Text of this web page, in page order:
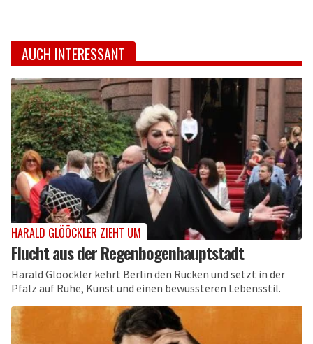
AUCH INTERESSANT
HARALD GLÖÖCKLER ZIEHT UM
Flucht aus der Regenbogenhauptstadt
Harald Glööckler kehrt Berlin den Rücken und setzt in der
Pfalz auf Ruhe, Kunst und einen bewussteren Lebensstil.